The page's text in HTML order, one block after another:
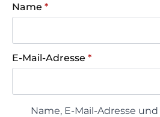
Name *
E-Mail-Adresse *
Name, E-Mail-Adresse